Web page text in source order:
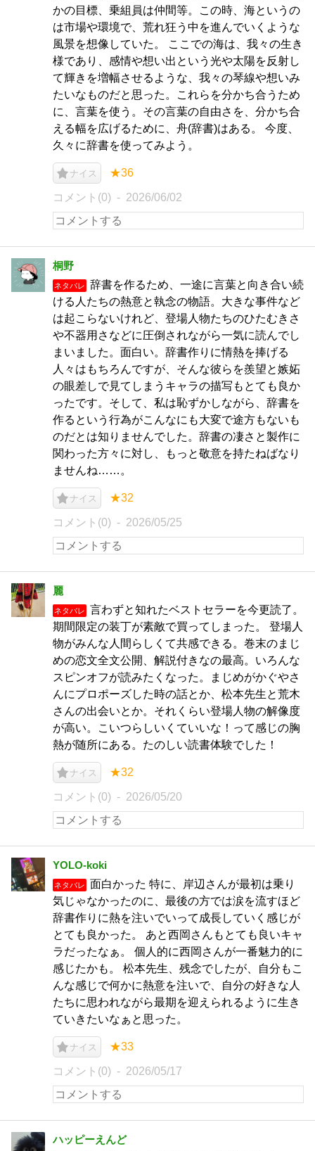
かの目標、乗組員は仲間等。この時、海というの
は市場や環境で、荒れ狂う中を進んでいくような
風景を想像していた。 ここでの海は、我々の生き
様であり、感情や想い出という光や太陽を反射し
て輝きを増幅させるような、我々の琴線や想いみ
たいなものだと思った。これらを分かち合うため
に、言葉を使う。その言葉の自由さを、分かち合
える幅を広げるために、舟(辞書)はある。 今度、
久々に辞書を使ってみよう。
ナイス ★36
コメント(0) 2026/06/02
桐野
ネタバレ
辞書を作るため、一途に言葉と向き合い続
ける人たちの熱意と執念の物語。大きな事件など
は起こらないけれど、登場人物たちのひたむきさ
や不器用さなどに圧倒されながら一気に読んでし
まいました。面白い。辞書作りに情熱を捧げる
人々はもちろんですが、そんな彼らを羨望と嫉妬
の眼差しで見てしまうキャラの描写もとても良か
ったです。そして、私は恥ずかしながら、辞書を
作るという行為がこんなにも大変で途方もないも
のだとは知りませんでした。辞書の凄さと製作に
関わった方々に対し、もっと敬意を持たねばなり
ませんね……。
ナイス ★32
コメント(0) 2026/05/25
麗
ネタバレ
言わずと知れたベストセラーを今更読了。
期間限定の装丁が素敵で買ってしまった。 登場人
物がみんな人間らしくて共感できる。巻末のまじ
めの恋文全文公開、解説付きなの最高。いろんな
スピンオフが読みたくなった。まじめがかぐやさ
んにプロポーズした時の話とか、松本先生と荒木
さんの出会いとか。それくらい登場人物の解像度
が高い。こいつらしいくていいな！って感じの胸
熱が随所にある。たのしい読書体験でした！
ナイス ★32
コメント(0) 2026/05/20
YOLO-koki
ネタバレ
面白かった 特に、岸辺さんが最初は乗り
気じゃなかったのに、最後の方では涙を流すほど
辞書作りに熱を注いでいって成長していく感じが
とても良かった。 あと西岡さんもとても良いキャ
ラだったなぁ。 個人的に西岡さんが一番魅力的に
感じたかも。 松本先生、残念でしたが、自分もこ
んな感じで何かに熱意を注いで、自分の好きな人
たちに思われながら最期を迎えられるように生き
ていきたいなぁと思った。
ナイス ★33
コメント(0) 2026/05/17
ハッピーえんど